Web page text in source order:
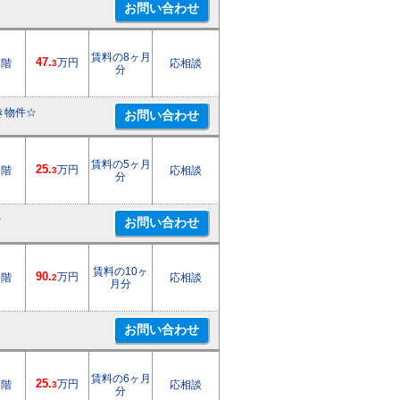
47.3万円
賃料の8ヶ月
分
応相談
物件☆
25.3万円
賃料の5ヶ月
分
応相談
90.2万円
賃料の10ヶ
月分
応相談
25.3万円
賃料の6ヶ月
分
応相談